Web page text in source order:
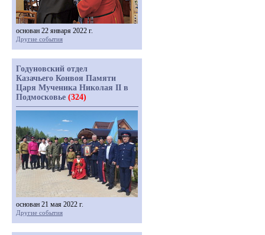
основан 22 января 2022 г.
Другие события
Годуновский отдел
Казачьего Конвоя Памяти
Царя Мученика Николая II в
Подмосковье (324)
основан 21 мая 2022 г.
Другие события